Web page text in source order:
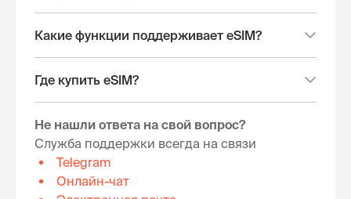
Какие функции поддерживает eSIM?
Где купить eSIM?
Не нашли ответа на свой вопрос?
Служба поддержки всегда на связи
Telegram
Онлайн-чат